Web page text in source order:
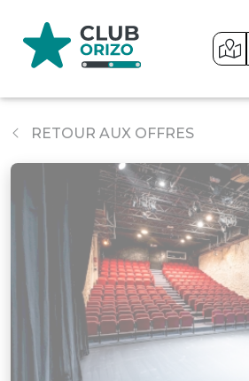
RETOUR AUX OFFRES